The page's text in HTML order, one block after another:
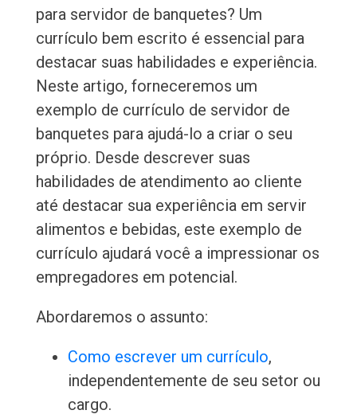
para servidor de banquetes? Um
currículo bem escrito é essencial para
destacar suas habilidades e experiência.
Neste artigo, forneceremos um
exemplo de currículo de servidor de
banquetes para ajudá-lo a criar o seu
próprio. Desde descrever suas
habilidades de atendimento ao cliente
até destacar sua experiência em servir
alimentos e bebidas, este exemplo de
currículo ajudará você a impressionar os
empregadores em potencial.
Abordaremos o assunto:
Como escrever um currículo,
independentemente de seu setor ou
cargo.